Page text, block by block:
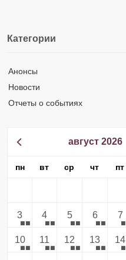
Категории
Анонсы
Новости
Отчеты о событиях
август 2026
пн вт ср чт пт
3 4 5 6 7
10 11 12 13 14